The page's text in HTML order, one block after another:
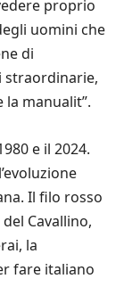
proprio
uomini che
di
straordinarie,
manualit”.
e il 2024.
Il filo rosso
Cavallino,
la
fare italiano